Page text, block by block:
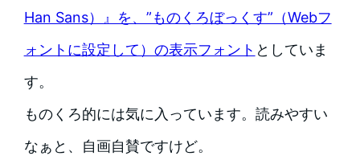
Han Sans）』を、”ものくろぼっくす”（Webフ
ォントに設定して）の表示フォント としていま
す。
ものくろ的には気に入っています。読みやすい
なぁと、自画自賛ですけど。